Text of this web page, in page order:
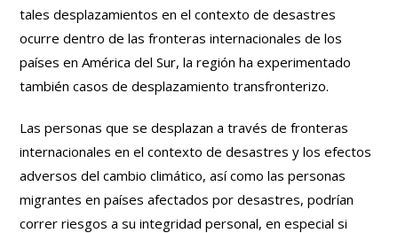
tales desplazamientos en el contexto de desastres
ocurre dentro de las fronteras internacionales de los
países en América del Sur, la región ha experimentado
también casos de desplazamiento transfronterizo.
Las personas que se desplazan a través de fronteras
internacionales en el contexto de desastres y los efectos
adversos del cambio climático, así como las personas
migrantes en países afectados por desastres, podrían
correr riesgos a su integridad personal, en especial si